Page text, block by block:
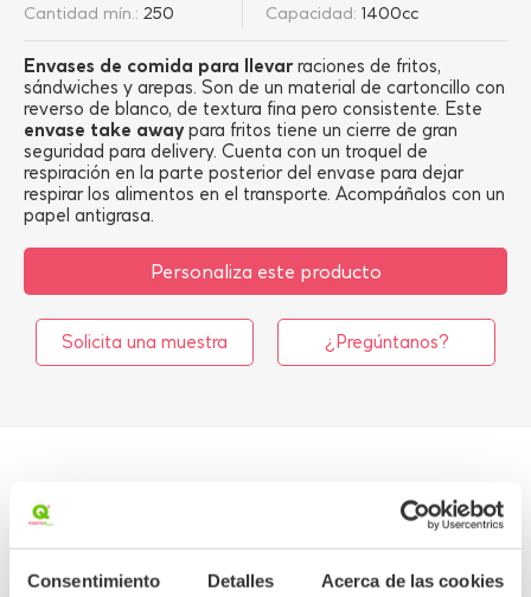
Consentimiento Detalles Acerca de las cookies
Envases de comida para llevarraciones de fritos,
sándwiches y arepas. Son de un material de cartoncillo con
reverso de blanco, de textura fina pero consistente. Este
envase take awaypara fritos tiene un cierre de gran
seguridad para delivery. Cuenta con un troquel de
respiración en la parte posterior del envase para dejar
respirar los alimentos en el transporte. Acompáñalos con un
papel antigrasa.
Cantidad mín.: 250 Capacidad: 1400cc
Personaliza este producto
Solicita una muestra ¿Pregúntanos?
Más información
Detalles del producto